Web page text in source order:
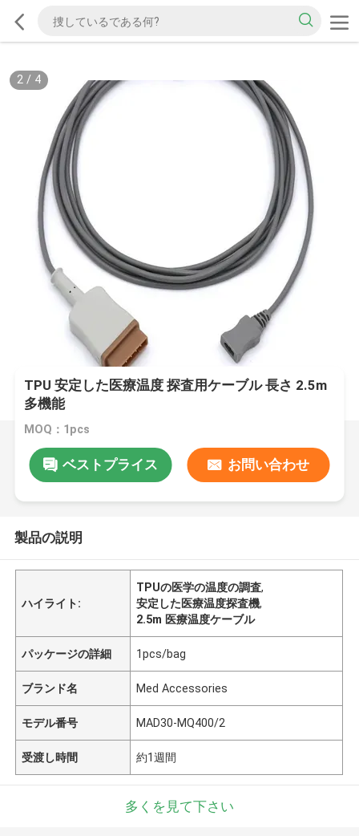
2/ 4
TPU 安定した医療温度 探査用ケーブル 長さ 2.5m
多機能
MOQ：1pcs
ベストプライス お問い合わせ
製品の説明
ハイライト:
TPUの医学の温度の調査,
安定した医療温度探査機,
2.5m 医療温度ケーブル
パッケージの詳細 1pcs/bag
ブランド名 Med Accessories
モデル番号 MAD30-MQ400/2
受渡し時間 約1週間
多くを見て下さい